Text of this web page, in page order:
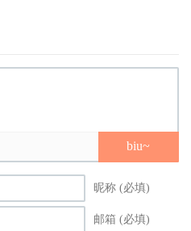
biu~
昵称 (必填)
邮箱 (必填)